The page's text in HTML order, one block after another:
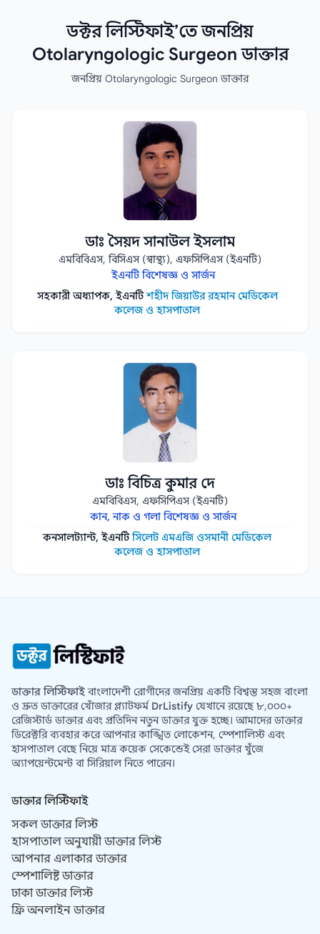
ডক্টর লিস্টিফাই’তে জনপ্রিয়
Otolaryngologic Surgeon ডাক্তার
জনপ্রিয় Otolaryngologic Surgeon ডাক্তার
ডাঃ সৈয়দ সানাউল ইসলাম
এমবিবিএস, বিসিএস (স্বাস্থ্য), এফসিপিএস (ইএনটি)
ইএনটি বিশেষজ্ঞ ও সার্জন
সহকারী অধ্যাপক, ইএনটিশহীদ জিয়াউর রহমান মেডিকেল
কলেজ ও হাসপাতাল
ডাঃ বিচিত্র কুমার দে
এমবিবিএস, এফসিপিএস (ইএনটি)
কান, নাক ও গলা বিশেষজ্ঞ ও সার্জন
কনসালট্যান্ট, ইএনটিসিলেট এমএজি ওসমানী মেডিকেল
কলেজ ও হাসপাতাল
ডাক্তার লিস্টিফাইবাংলাদেশী রোগীদের জনপ্রিয় একটি বিশ্বস্ত সহজ বাংলা
ও দ্রুত ডাক্তারের খোঁজার প্ল্যাটফর্ম DrListify যেখানে রয়েছে ৮,০০০+
রেজিস্টার্ড ডাক্তার এবং প্রতিদিন নতুন ডাক্তার যুক্ত হচ্ছে। আমাদের ডাক্তার
ডিরেক্টরি ব্যবহার করে আপনার কাঙ্খিত লোকেশন, স্পেশালিস্ট এবং
হাসপাতাল বেছে নিয়ে মাত্র কয়েক সেকেন্ডেই সেরা ডাক্তার খুঁজে
অ্যাপয়েন্টমেন্ট বা সিরিয়াল নিতে পারেন।
ডাক্তার লিস্টিফাই
সকল ডাক্তার লিস্ট
হাসপাতাল অনুযায়ী ডাক্তার লিস্ট
আপনার এলাকার ডাক্তার
স্পেশালিষ্ট ডাক্তার
ঢাকা ডাক্তার লিস্ট
ফ্রি অনলাইন ডাক্তার